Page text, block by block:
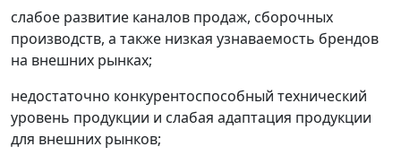
слабое развитие каналов продаж, сборочных
производств, а также низкая узнаваемость брендов
на внешних рынках;
недостаточно конкурентоспособный технический
уровень продукции и слабая адаптация продукции
для внешних рынков;